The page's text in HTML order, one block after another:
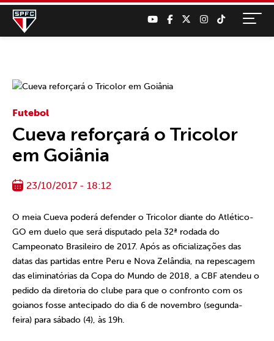
Futebol
Cueva reforçará o Tricolor
em Goiânia
23/10/2017 - 18:12
O meia Cueva poderá defender o Tricolor diante do Atlético-
GO em duelo que será disputado pela 32ª rodada do
Campeonato Brasileiro de 2017. Após as oficializações das
datas das partidas entre Peru e Nova Zelândia, na repescagem
das eliminatórias da Copa do Mundo de 2018, a CBF atendeu o
pedido da diretoria do clube para que o confronto com os
goianos fosse antecipado do dia 6 de novembro (segunda-
feira) para sábado (4), às 19h.